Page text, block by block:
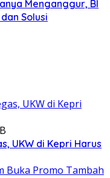
Menganggur, BI
Solusi
UKW di Kepri Harus